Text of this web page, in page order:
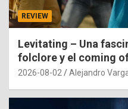
REVIEW
Levitating – Una
folclore y el coming
2026-08-02 Alejandro